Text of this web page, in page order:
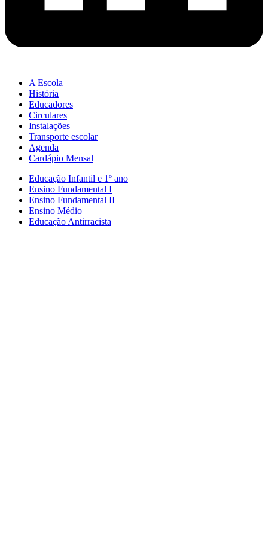
A Escola
História
Educadores
Circulares
Instalações
Transporte escolar
Agenda
Cardápio Mensal
Educação Infantil e 1º ano
Ensino Fundamental I
Ensino Fundamental II
Ensino Médio
Educação Antirracista